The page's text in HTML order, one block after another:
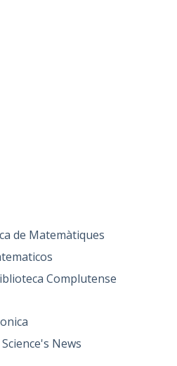
de Matemàtiques
Complutense
News